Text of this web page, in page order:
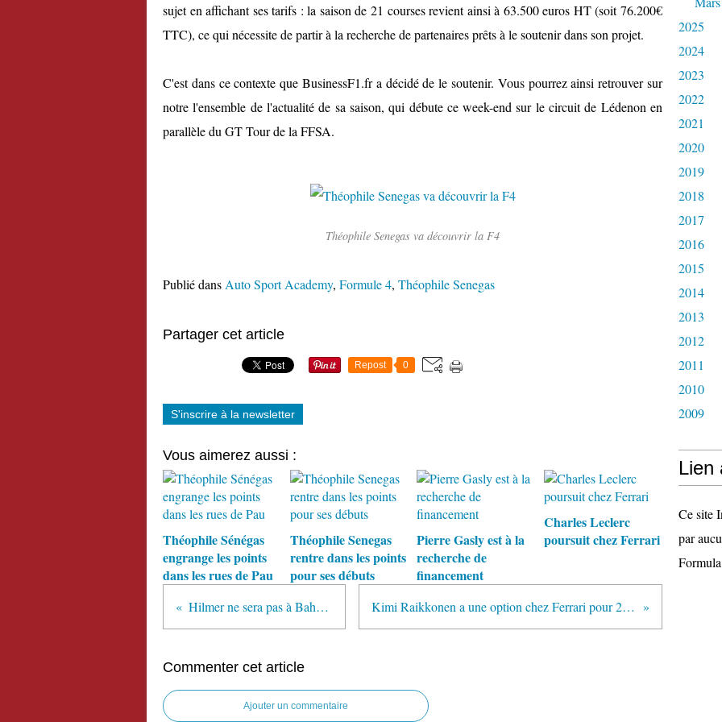
sujet en affichant ses tarifs : la saison de 21 courses revient ainsi à 63.500 euros HT (soit 76.200€
TTC), ce qui nécessite de partir à la recherche de partenaires prêts à le soutenir dans son projet.
C'est dans ce contexte que BusinessF1.fr a décidé de le soutenir. Vous pourrez ainsi retrouver sur
notre l'ensemble de l'actualité de sa saison, qui débute ce week-end sur le circuit de Lédenon en
parallèle du GT Tour de la FFSA.
Théophile Senegas va découvrir la F4
Publié dans Auto Sport Academy, Formule 4, Théophile Senegas
Partager cet article
Repost 0
S'inscrire à la newsletter
Vous aimerez aussi :
Théophile Sénégas
engrange les points
dans les rues de Pau
Théophile Senegas
rentre dans les points
pour ses débuts
Pierre Gasly est à la
recherche de
financement
Charles Leclerc
poursuit chez Ferrari
Hilmer ne sera pas à Bahrain Kimi Raikkonen a une option chez Ferrari pour 2016
Commenter cet article
Ajouter un commentaire
2025
2024
2023
2022
2021
2020
2019
2018
2017
2016
2015
2014
2013
2012
2011
2010
2009
Lien
Ce site
par